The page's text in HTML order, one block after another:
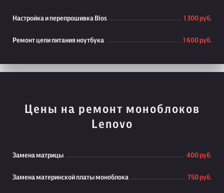
Настройка и перепрошивка Bios 1 300 руб.
Ремонт цепи питания ноутбука 1 600 руб.
Цены на ремонт моноблоков
Lenovo
Замена матрицы 400 руб.
Замена материнской платы моноблока 750 руб.